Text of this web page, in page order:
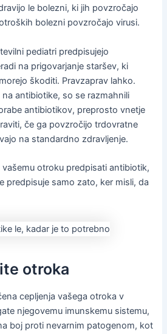
le bolezni, ki jih povzročajo
bolezni povzročajo virusi.
pediatri predpisujejo
na prigovarjanje staršev, ki
škoditi. Pravzaprav lahko.
antibiotike, so se razmahnili
antibiotikov, preprosto vnetje
če ga povzročijo trdovratne
na standardno zdravljenje.
otroku predpisati antibiotik,
predpisuje samo zato, ker misli, da
otroka
cepljenja vašega otroka v
njegovemu imunskemu sistemu,
boj proti nevarnim patogenom, kot